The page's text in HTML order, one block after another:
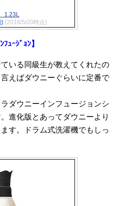
1.23L
) (2018/5/20時点)
ｭｰｼﾞｮﾝ】
いる同級生が教えてくれたの
えばダウニーぐらいに定番で
ダウニーインフュージョンシ
進化版とあってダウニーより
す。ドラム式洗濯機でもしっ